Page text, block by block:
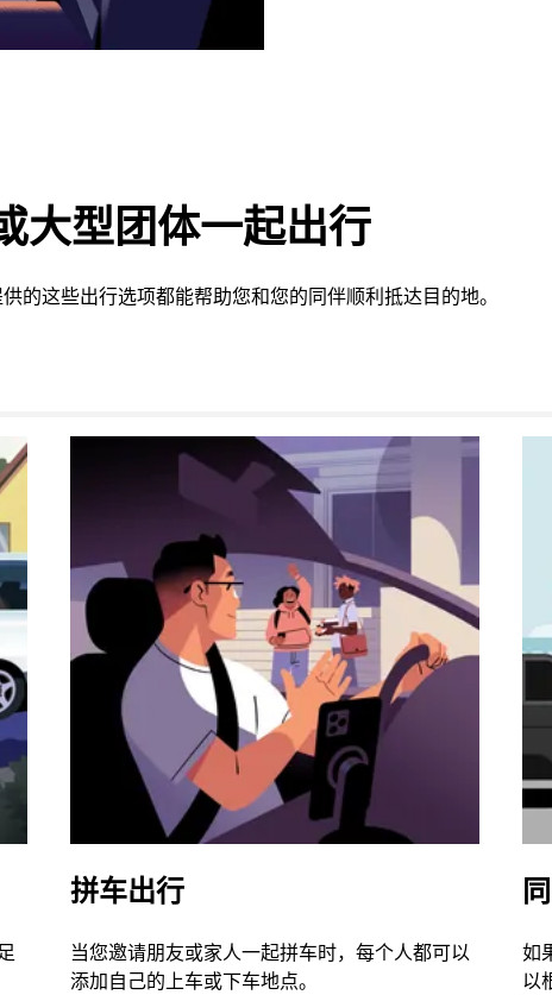
大型团体一起出行
的这些出行选项都能帮助您和您的同伴顺利抵达目的地。
拼车出行
当您邀请朋友或家人一起拼车时，每个人都可以
添加自己的上车或下车地点。
如
以